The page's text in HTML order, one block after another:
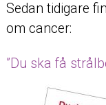
Sedan tidigare
om cancer:
”Du ska få